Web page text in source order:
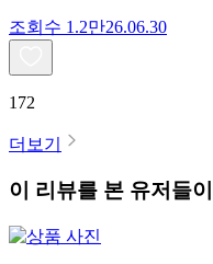
조회수 1.2만26.06.30
172
더보기
이 리뷰를 본 유저들